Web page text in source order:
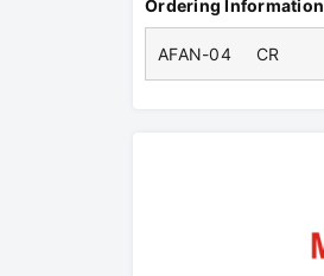
Ordering Information
AFAN-04 CR